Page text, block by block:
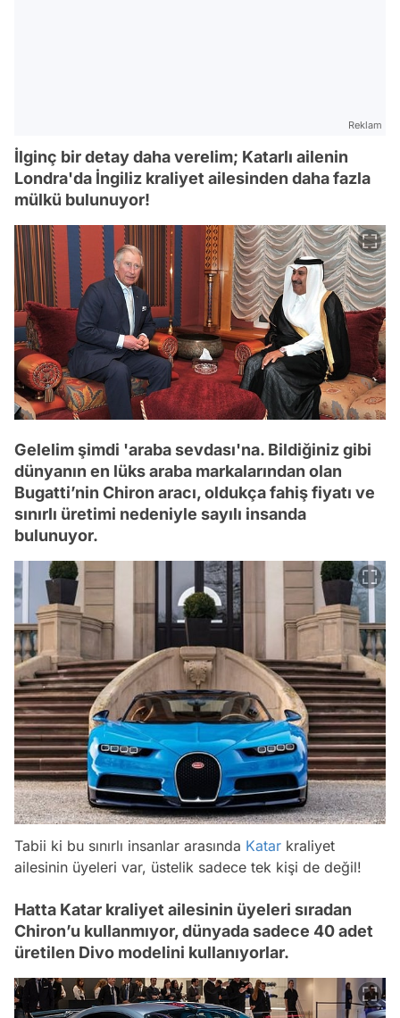
Reklam
İlginç bir detay daha verelim; Katarlı ailenin
Londra'da İngiliz kraliyet ailesinden daha fazla
mülkü bulunuyor!
Gelelim şimdi 'araba sevdası'na. Bildiğiniz gibi
dünyanın en lüks araba markalarından olan
Bugatti’nin Chiron aracı, oldukça fahiş fiyatı ve
sınırlı üretimi nedeniyle sayılı insanda
bulunuyor.
Tabii ki bu sınırlı insanlar arasında Katar kraliyet
ailesinin üyeleri var, üstelik sadece tek kişi de değil!
Hatta Katar kraliyet ailesinin üyeleri sıradan
Chiron’u kullanmıyor, dünyada sadece 40 adet
üretilen Divo modelini kullanıyorlar.